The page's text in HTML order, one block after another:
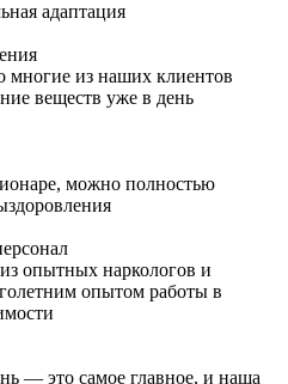
адаптация
из наших клиентов
веществ уже в день
можно полностью
опытных наркологов и
опытом работы в
— это самое главное, и наша